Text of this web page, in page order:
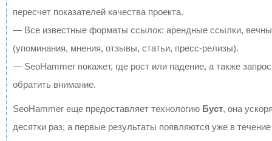
пересчет показателей качества проекта.
— Все известные форматы ссылок: арендные ссылки,
(упоминания, мнения, отзывы, статьи, пресс-релизы).
— SeoHammer покажет, где рост или падение, а также
обратить внимание.
SeoHammer еще предоставляет технологию Буст, она
десятки раз, а первые результаты появляются уже в